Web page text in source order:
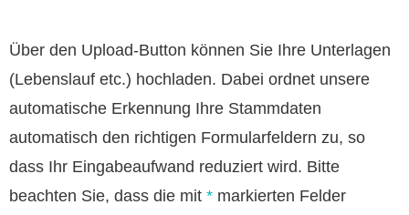
Über den Upload-Button können Sie Ihre Unterlagen
(Lebenslauf etc.) hochladen. Dabei ordnet unsere
automatische Erkennung Ihre Stammdaten
automatisch den richtigen Formularfeldern zu, so
dass Ihr Eingabeaufwand reduziert wird. Bitte
beachten Sie, dass die mit * markierten Felder